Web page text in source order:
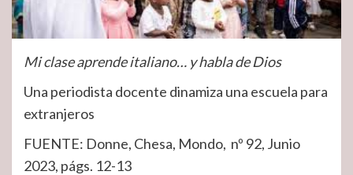
Mi clase aprende italiano… y habla de Dios
Una periodista docente dinamiza una escuela para
extranjeros
FUENTE: Donne, Chesa, Mondo, nº 92, Junio
2023, págs. 12-13